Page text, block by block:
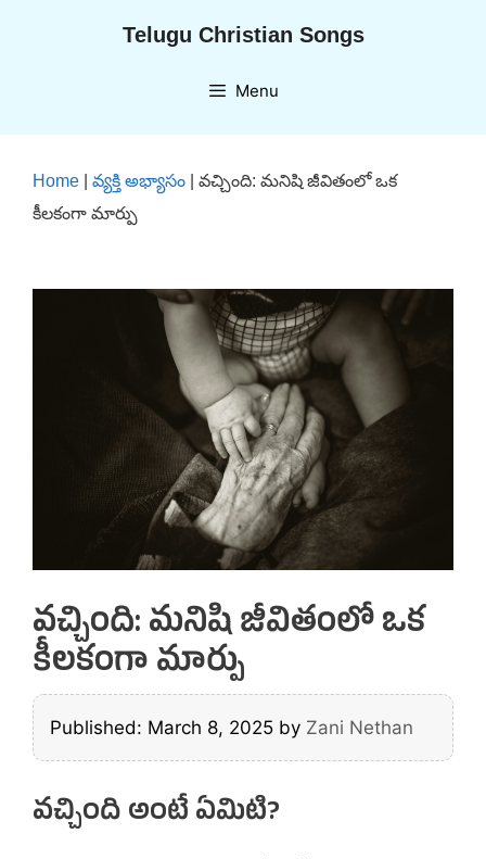
Telugu Christian Songs
Menu
Home వ్యక్తి అభ్యాసం
వచ్చింది: మనిషి జీవితంలో ఒక
కీలకంగా మార్పు
వచ్చింది: మనిషి జీవితంలో ఒక
కీలకంగా మార్పు
Published: March 8, 2025 by Zani Nethan
వచ్చింది అంటే ఏమిటి?